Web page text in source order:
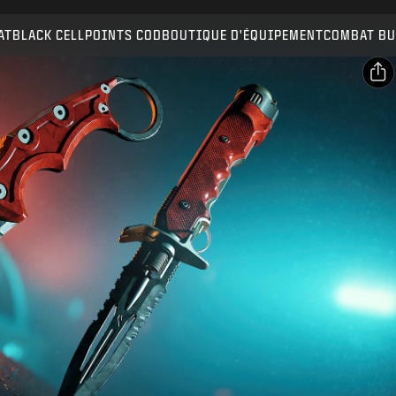
BLACK CELL POINTS COD BOUTIQUE D'ÉQUIPEMENTCOMBAT
ENVOYER
CONFIRMER L'ACHAT
ANNULER
Activision peut mettre à jour, remplacer ou supprimer
ce contenu en jeu à tout moment.
PARTAGER